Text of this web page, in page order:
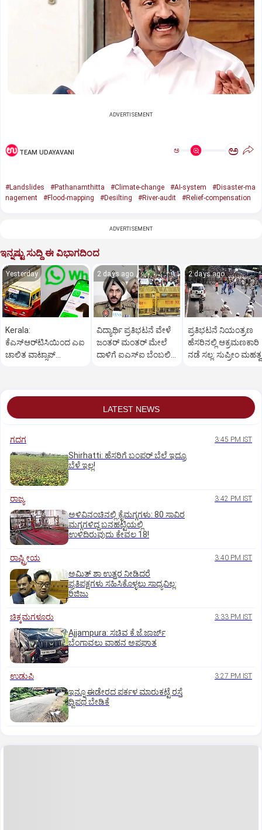
ADVERTISEMENT
TEAM UDAYAVANI ಅ ಅ
#Landslides #Pathanamthitta #Climate-change #AI-system
#Disaster-ma
nagement
#Flood-mapping #Desilting #River-audit #Relief-compensation
ADVERTISEMENT
ಇನ್ನಷ್ಟು ಸುದ್ದಿ ಈ ವಿಭಾಗದಿಂದ
Yesterday
Kerala:
ಕೆಎಸ್‌ಆರ್‌ಟಿಸಿಯಿಂದ ಎಐ
ಚಾಲಿತ ವಾಟ್ಸಾಪ್
2 days ago
ವಿದ್ಯಾರ್ಥಿ ಪ್ರತಿಭಟನೆ ವೇಳೆ
ಜಂತರ್ ಮಂತರ್ ಮೇಲೆ
ದಾಳಿಗೆ ಐಎಸ್‌ಐ ಬೆಂಬಲಿತ
2 days ago
ಪ್ರತಿಭಟನೆ ನಿಯಂತ್ರಣ
ಹೆಸರಿನಲ್ಲಿ ಆಕ್ರಮಣಕಾರಿ
ನಡೆ ಸಲ್ಲ: ಸುಪ್ರೀಂ
LATEST NEWS
ಗದಗ 3:45 PM IST
Shirhatti: ಹೆಸರಿಗೆ ಬಂಪರ್ ಬೆಲೆ ಇದ್ರೂ
ಬೆಳೆ ಇಲ್ಲ!
ರಾಜ್ಯ 3:42 PM IST
ಅಳಿವಿನಂಚಿನಲ್ಲಿ ಕೈಮಗ್ಗಗಳು: 80 ಸಾವಿರ
ಮಗ್ಗಗಳಿದ್ದ ಬನಹಟ್ಟಿಯಲ್ಲಿ
ಉಳಿದಿರುವುದು ಕೇವಲ 18!
ರಾಷ್ಟ್ರೀಯ 3:40 PM IST
ಅಮಿತ್ ಶಾ ಉತ್ತರ ನೀಡಿದರೆ
ಪ್ರತಿಪಕ್ಷಗಳು ಸಹಿಸಿಕೊಳ್ಳಲು ಸಾಧ್ಯವಿಲ್ಲ:
ರಿಜಿಜು
ಚಿಕ್ಕಮಗಳೂರು 3:33 PM IST
Ajjampura: ಸಚಿವ ಕೆ.ಜೆ.ಜಾರ್ಜ್
ಬೆಂಗಾವಲು ವಾಹನ ಅಪಘಾತ
ಉಡುಪಿ 3:27 PM IST
ಇನ್ನೂ ಈಡೇರದ ಪರ್ಕಳ ಮಾರುಕಟ್ಟೆ ರಸ್ತೆ
ದ್ವಿಪಥ ಬೇಡಿಕೆ